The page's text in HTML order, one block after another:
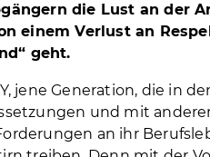
die Lust an der
einem Verlust an
geht.
jene Generation, die in
und mit
an ihr